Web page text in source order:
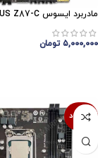
مادربرد ایسوس ASUS Z87-C استوک
۵,۰۰۰,۰۰۰ تومان
ناموجود